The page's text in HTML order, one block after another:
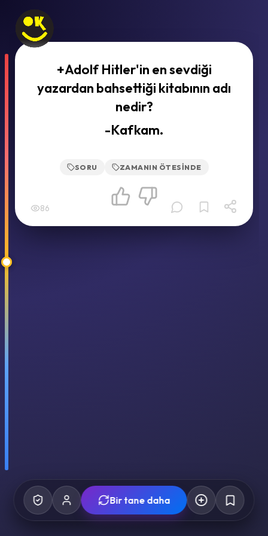
+Adolf Hitler'in en sevdiği
yazardan bahsettiği kitabının adı
nedir?
-Kafkam.
SORU ZAMANIN ÖTESINDE
86
Bir tane daha